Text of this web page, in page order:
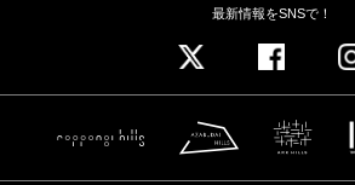
最新情報をSNSで！